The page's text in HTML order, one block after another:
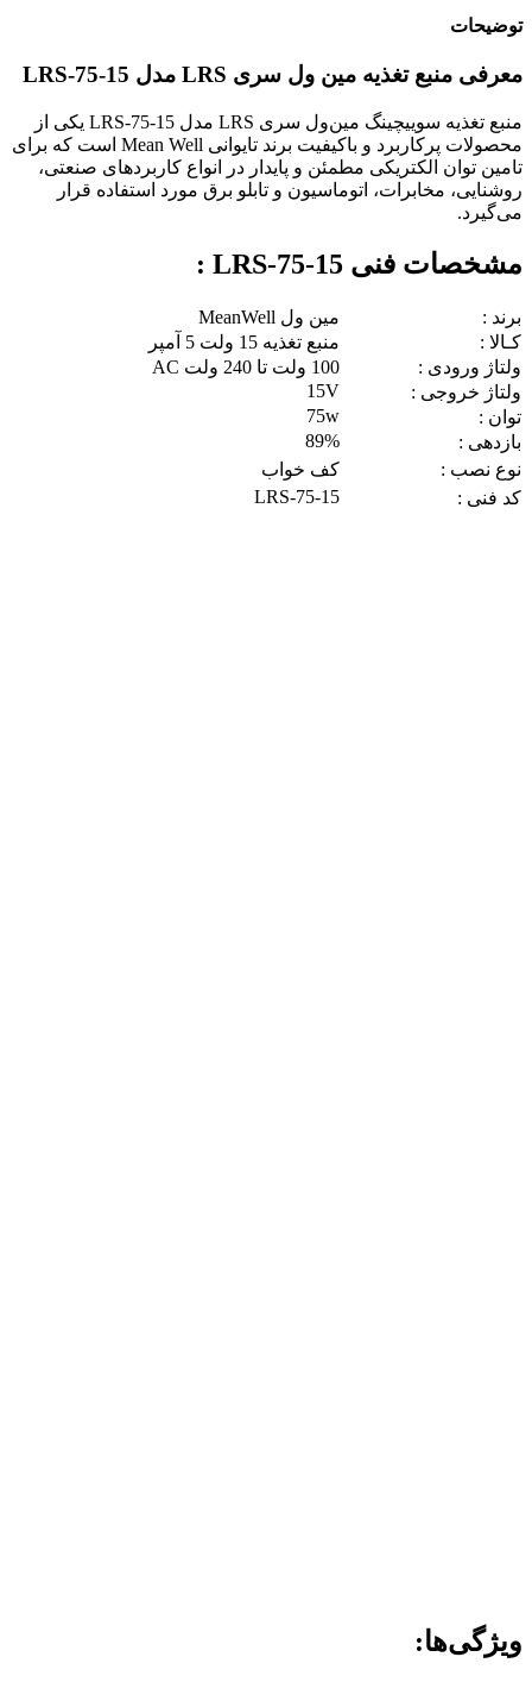
توضیحات
معرفی منبع تغذیه مین ول سری LRS مدل LRS-75-15
منبع تغذیه سوییچینگ مین‌ول سری LRS مدل LRS-75-15 یکی از
محصولات پرکاربرد و باکیفیت برند تایوانی Mean Well است که برای
تامین توان الکتریکی مطمئن و پایدار در انواع کاربردهای صنعتی،
روشنایی، مخابرات، اتوماسیون و تابلو برق مورد استفاده قرار
می‌گیرد.
مشخصات فنی LRS-75-15 :
برند :
مین ول MeanWell
کـالا :
منبع تغذیه 15 ولت 5 آمپر
ولتاژ ورودی :
100 ولت تا 240 ولت AC
ولتاژ خروجی :
15V
توان :
75w
بازدهی :
89%
نوع نصب :
کف خواب
کد فنی :
LRS-75-15
ویژگی‌ها: